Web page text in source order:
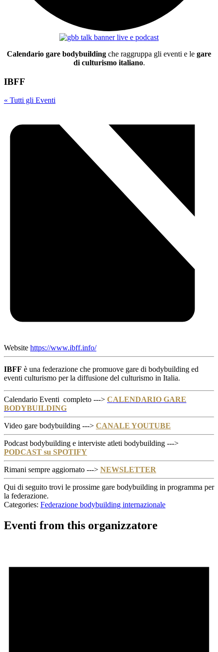
Calendario gare bodybuilding che raggruppa gli eventi e le gare
di culturismo italiano.
IBFF
« Tutti gli Eventi
Website https://www.ibff.info/
IBFF è una federazione che promuove gare di bodybuilding ed
eventi culturismo per la diffusione del culturismo in Italia.
Calendario Eventi completo ---> CALENDARIO GARE
BODYBUILDING
Video gare bodybuilding ---> CANALE YOUTUBE
Podcast bodybuilding e interviste atleti bodybuilding --->
PODCAST su SPOTIFY
Rimani sempre aggiornato ---> NEWSLETTER
Qui di seguito trovi le prossime gare bodybuilding in programma per
la federazione.
Categories: Federazione bodybuilding internazionale
Eventi from this organizzatore